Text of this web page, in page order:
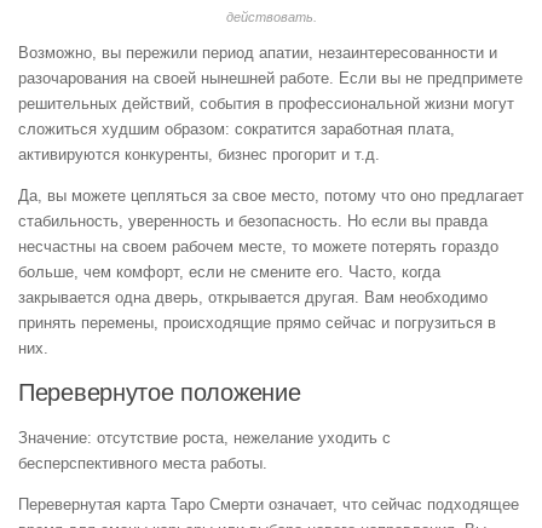
действовать.
Возможно, вы пережили период апатии, незаинтересованности и
разочарования на своей нынешней работе. Если вы не предпримете
решительных действий, события в профессиональной жизни могут
сложиться худшим образом: сократится заработная плата,
активируются конкуренты, бизнес прогорит и т.д.
Да, вы можете цепляться за свое место, потому что оно предлагает
стабильность, уверенность и безопасность. Но если вы правда
несчастны на своем рабочем месте, то можете потерять гораздо
больше, чем комфорт, если не смените его. Часто, когда
закрывается одна дверь, открывается другая. Вам необходимо
принять перемены, происходящие прямо сейчас и погрузиться в
них.
Перевернутое положение
Значение: отсутствие роста, нежелание уходить с
бесперспективного места работы.
Перевернутая карта Таро Смерти означает, что сейчас подходящее